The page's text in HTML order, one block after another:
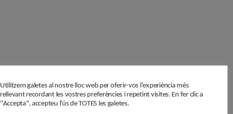
Utilitzem galetes al nostre lloc web per oferir-vos l’experiència més
rellevant recordant les vostres preferències i repetint visites. En fer clic a
"Accepta", accepteu l'ús de TOTES les galetes.